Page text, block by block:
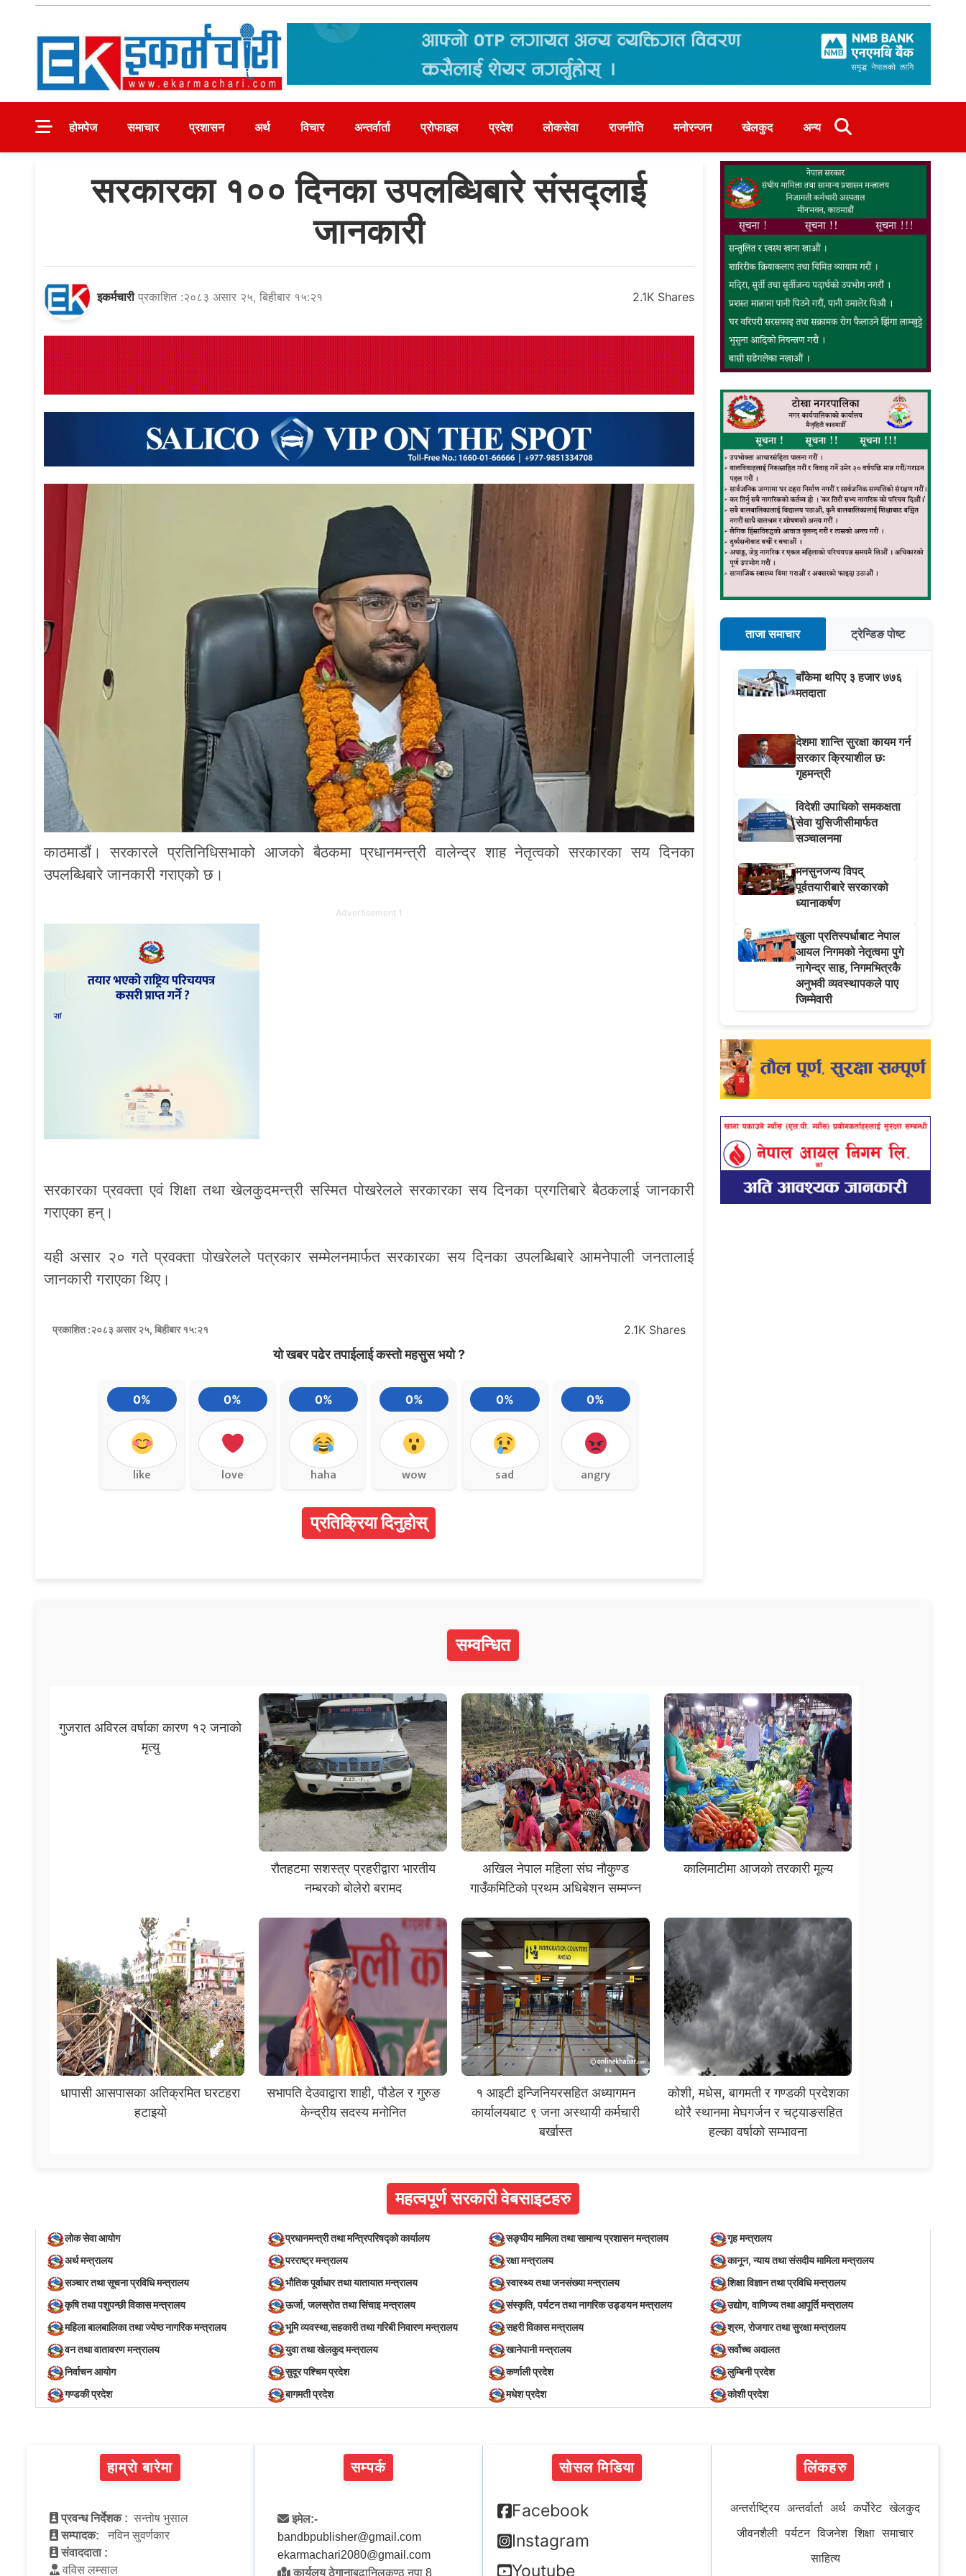
होमपेज
समाचार प्रशासन अर्थ विचार अन्तर्वार्ता प्रोफाइल प्रदेश लोकसेवा राजनीति मनोरन्जन खेलकुद अन्य
सरकारका १०० दिनका उपलब्धिबारे संसद्लाई
जानकारी
इकर्मचारी प्रकाशित :२०८३ असार २५, बिहीबार १५:२१ 2.1K Shares
काठमाडौं। सरकारले प्रतिनिधिसभाको आजको बैठकमा प्रधानमन्त्री वालेन्द्र शाह नेतृत्वको सरकारका सय दिनका
उपलब्धिबारे जानकारी गराएको छ।
Advertisement 1
सरकारका प्रवक्ता एवं शिक्षा तथा खेलकुदमन्त्री सस्मित पोखरेलले सरकारका सय दिनका प्रगतिबारे बैठकलाई जानकारी
गराएका हन्।
यही असार २० गते प्रवक्ता पोखरेलले पत्रकार सम्मेलनमार्फत सरकारका सय दिनका उपलब्धिबारे आमनेपाली जनतालाई
जानकारी गराएका थिए।
प्रकाशित :२०८३ असार २५, बिहीबार १५:२१ 2.1K Shares
यो खबर पढेर तपाईलाई कस्तो महसुस भयो ?
0%
like
0%
love
0%
haha
0%
wow
0%
sad
0%
angry
प्रतिक्रिया दिनुहोस्
ताजा समाचार ट्रेन्डिङ पोष्ट
बाँकेमा थपिए ३ हजार ७७६
मतदाता
देशमा शान्ति सुरक्षा कायम गर्न
सरकार क्रियाशील छः
गृहमन्त्री
विदेशी उपाधिको समकक्षता
सेवा युसिजीसीमार्फत
सञ्चालनमा
मनसुनजन्य विपद्
पूर्वतयारीबारे सरकारको
ध्यानाकर्षण
खुला प्रतिस्पर्धाबाट नेपाल
आयल निगमको नेतृत्वमा पुगे
नागेन्द्र साह, निगमभित्रकै
अनुभवी व्यवस्थापकले पाए
जिम्मेवारी
सम्वन्धित
गुजरात अविरल वर्षाका कारण १२ जनाको
मृत्यु
रौतहटमा सशस्त्र प्रहरीद्वारा भारतीय
नम्बरको बोलेरो बरामद
अखिल नेपाल महिला संघ नौकुण्ड
गाउँकमिटिको प्रथम अधिबेशन सम्मप्न्न
कालिमाटीमा आजको तरकारी मूल्य
धापासी आसपासका अतिक्रमित घरटहरा
हटाइयो
सभापति देउवाद्वारा शाही, पौडेल र गुरुङ
केन्द्रीय सदस्य मनोनित
१ आइटी इन्जिनियरसहित अध्यागमन
कार्यालयबाट ९ जना अस्थायी कर्मचारी
बर्खास्त
कोशी, मधेस, बागमती र गण्डकी प्रदेशका
थोरै स्थानमा मेघगर्जन र चट्याङसहित
हल्का वर्षाको सम्भावना
महत्वपूर्ण सरकारी वेबसाइटहरु
लोक सेवा आयोग प्रधानमन्त्री तथा मन्त्रिपरिषद्को कार्यालय सङ्घीय मामिला तथा सामान्य प्रशासन मन्त्रालय
गृह मन्त्रालय
अर्थ मन्त्रालय
परराष्ट्र मन्त्रालय रक्षा मन्त्रालय
कानून, न्याय तथा संसदीय मामिला मन्त्रालय
सञ्‍चार तथा सूचना प्रविधि मन्त्रालय
भौतिक पूर्वाधार तथा यातायात मन्त्रालय स्वास्थ्य तथा जनसंख्या मन्त्रालय
शिक्षा विज्ञान तथा प्रविधि मन्त्रालय
कृषि तथा पशुपन्छी विकास मन्त्रालय
ऊर्जा, जलस्रोत तथा सिंचाइ मन्त्रालय संस्कृति, पर्यटन तथा नागरिक उड्डयन मन्त्रालय
उद्योग, वाणिज्य तथा आपूर्ति मन्त्रालय
महिला बालबालिका तथा ज्येष्ठ नागरिक मन्त्रालय
भूमि व्यवस्था,सहकारी तथा गरिबी निवारण मन्त्रालय सहरी विकास मन्त्रालय
श्रम, रोजगार तथा सुरक्षा मन्त्रालय
वन तथा वातावरण मन्त्रालय
युवा तथा खेलकुद मन्त्रालय खानेपानी मन्त्रालय
सर्वोच्च अदालत
निर्वाचन आयोग
सुदूर पश्चिम प्रदेश कर्णाली प्रदेश
लुम्बिनी प्रदेश
गण्डकी प्रदेश
बागमती प्रदेश मधेश प्रदेश कोशी प्रदेश
हाम्रो बारेमा
प्रवन्ध निर्देशक : सन्तोष भुसाल
सम्पादक:
नविन सुवर्णकार
संवाददाता :
वविस लम्साल
सम्पर्क
इमेल:-
bandbpublisher@gmail.com
ekarmachari2080@gmail.com
कार्यलय ठेगानाबुढानिलकण्ठ नपा 8
सोसल मिडिया
Facebook
Instagram
Youtube
लिंकहरु
अन्तर्राष्ट्रिय अन्तर्वार्ता अर्थ कर्पोरेट खेलकुद
जीवनशैली पर्यटन विजनेश शिक्षा समाचार
साहित्य